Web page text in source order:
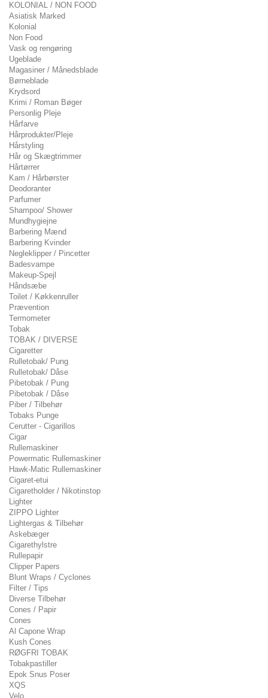
KOLONIAL / NON FOOD
Asiatisk Marked
Kolonial
Non Food
Vask og rengøring
Ugeblade
Magasiner / Månedsblade
Børneblade
Krydsord
Krimi / Roman Bøger
Personlig Pleje
Hårfarve
Hårprodukter/Pleje
Hårstyling
Hår og Skægtrimmer
Hårtørrer
Kam / Hårbørster
Deodoranter
Parfumer
Shampoo/ Shower
Mundhygiejne
Barbering Mænd
Barbering Kvinder
Negleklipper / Pincetter
Badesvampe
Makeup-Spejl
Håndsæbe
Toilet / Køkkenruller
Prævention
Termometer
Tobak
TOBAK / DIVERSE
Cigaretter
Rulletobak/ Pung
Rulletobak/ Dåse
Pibetobak / Pung
Pibetobak / Dåse
Piber / Tilbehør
Tobaks Punge
Cerutter - Cigarillos
Cigar
Rullemaskiner
Powermatic Rullemaskiner
Hawk-Matic Rullemaskiner
Cigaret-etui
Cigaretholder / Nikotinstop
Lighter
ZIPPO Lighter
Lightergas & Tilbehør
Askebæger
Cigarethylstre
Rullepapir
Clipper Papers
Blunt Wraps / Cyclones
Filter / Tips
Diverse Tilbehør
Cones / Papir
Cones
Al Capone Wrap
Kush Cones
RØGFRI TOBAK
Tobakpastiller
Epok Snus Poser
XQS
Velo